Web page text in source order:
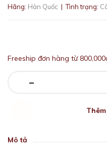
Hãng: Hàn Quốc | Tình trạng:
Freeship đơn hàng từ
-
Mô tả